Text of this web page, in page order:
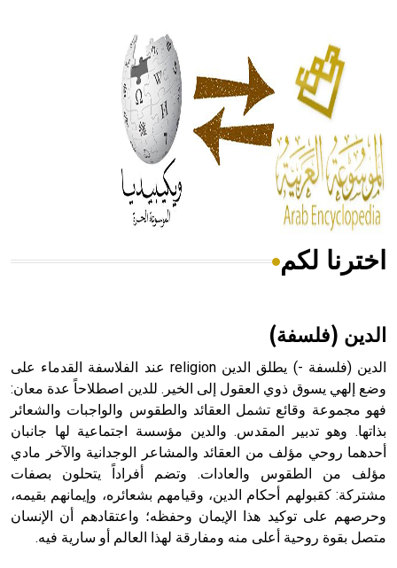
الحكم، الأدلة، تنظيم التغذية، ورسالته في جروح الرأس. ويعود
له الفضل بأنه حرر الطب من الدين والفلسفة.
- هل تعلم أن المرجان إفراز حيواني يتكون في البحر ويتركب
من مادة كربونات الكلسيوم، وهو أحمر أو شديد الحمرة وهو
أجود أنواعه، ويمتاز بكبر الحجم ويسمى الش
هل تعلم أن الأبسيد كلمة فرنسية اللفظ تم اعتمادها مصطلحاً
- هل تعلم أن أبجر Abgar اسم معروف جيداً يعود إلى عدد من
الملوك الذين حكموا مدينة إديسا (الرها) من أبجر الأول وحتى
التاسع، وهم ينتسبون إلى أسرة أوسروين
- هل تعلم أن الأبجدية الكنعانية تتألف من /22/ علامة كتابية
اخترنا لكم
الدين (فلسفة)
الدين (فلسفة -) يطلق الدين religion عند الفلاسفة القدماء على
وضع إلهي يسوق ذوي العقول إلى الخير. للدين اصطلاحاً عدة معان:
فهو مجموعة وقائع تشمل العقائد والطقوس والواجبات والشعائر
بذاتها. وهو تدبير المقدس. والدين مؤسسة اجتماعية لها جانبان
أحدهما روحي مؤلف من العقائد والمشاعر الوجدانية والآخر مادي
مؤلف من الطقوس والعادات. وتضم أفراداً يتحلون بصفات
مشتركة: كقبولهم أحكام الدين، وقيامهم بشعائره، وإيمانهم بقيمه،
وحرصهم على توكيد هذا الإيمان وحفظه؛ واعتقادهم أن الإنسان
متصل بقوة روحية أعلى منه ومفارقة لهذا العالم أو سارية فيه.